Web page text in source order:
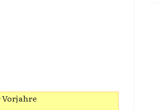
Vorjahre